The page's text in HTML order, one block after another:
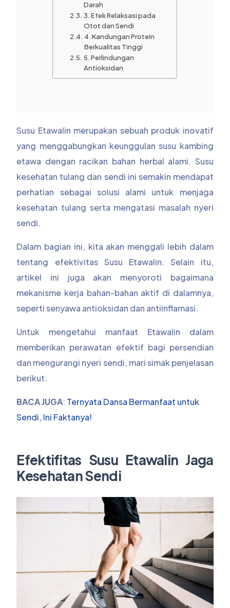
Darah
3. Efek Relaksasi pada
Otot dan Sendi
4. Kandungan Protein
Berkualitas Tinggi
5. Perlindungan
Antioksidan
Susu Etawalin merupakan sebuah produk inovatif
yang menggabungkan keunggulan susu kambing
etawa dengan racikan bahan herbal alami. Susu
kesehatan tulang dan sendi ini semakin mendapat
perhatian sebagai solusi alami untuk menjaga
kesehatan tulang serta mengatasi masalah nyeri
sendi.
Dalam bagian ini, kita akan menggali lebih dalam
tentang efektivitas Susu Etawalin. Selain itu,
artikel ini juga akan menyoroti bagaimana
mekanisme kerja bahan-bahan aktif di dalamnya,
seperti senyawa antioksidan dan antiinflamasi.
Untuk mengetahui manfaat Etawalin dalam
memberikan perawatan efektif bagi persendian
dan mengurangi nyeri sendi, mari simak penjelasan
berikut.
BACA JUGA: Ternyata Dansa Bermanfaat untuk
Sendi, Ini Faktanya!
Efektifitas Susu Etawalin Jaga
Kesehatan Sendi